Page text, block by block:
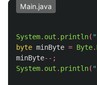
Main.java
System. out . println(
byte minByte = Byte.
minByte--;
System. out . println(